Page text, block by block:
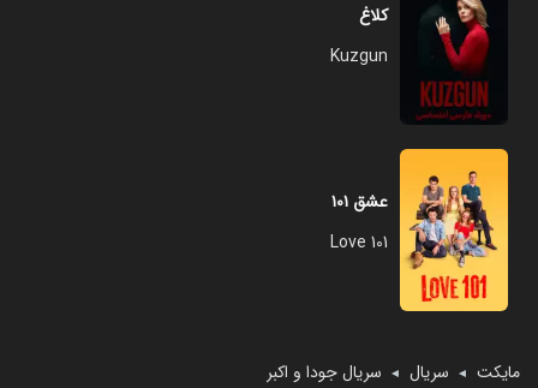
کلاغ
Kuzgun
عشق ۱۰۱
Love 101
مایکت ◄ سریال ◄ سریال جودا و اکبر